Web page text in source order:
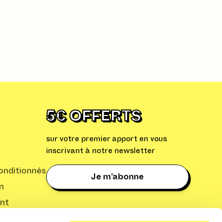
5€ OFFERTS
sur votre premier apport en vous
inscrivant à notre newsletter
Je m’abonne